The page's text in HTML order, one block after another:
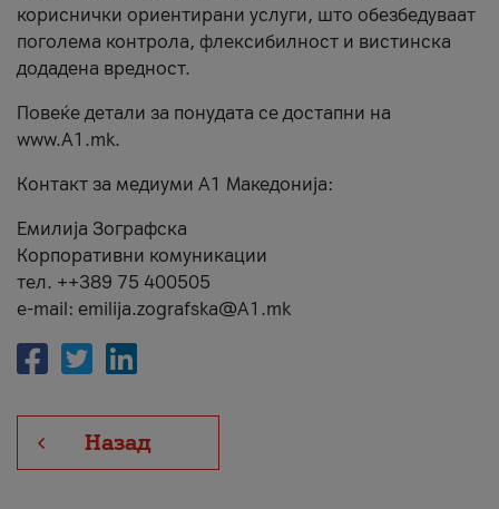
кориснички ориентирани услуги, што обезбедуваат
поголема контрола, флексибилност и вистинска
додадена вредност.
Повеќе детали за понудата се достапни на
www.А1.mk.
Контакт за медиуми А1 Македонија:
Емилија Зографска
Корпоративни комуникации
тел. ++389 75 400505
e-mail: emilija.zografska@A1.mk
Назад